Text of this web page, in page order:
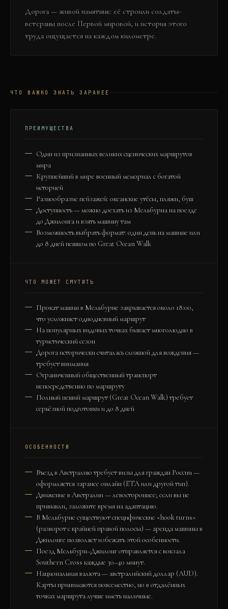
Дорога — живой памятник: её строили солдаты-
ветераны после Первой мировой, и история этого
труда ощущается на каждом километре.
ЧТО ВАЖНО ЗНАТЬ ЗАРАНЕЕ
ПРЕИМУЩЕСТВА
Один из признанных великих сценических маршрутов
мира
Крупнейший в мире военный мемориал с богатой
историей
Разнообразие пейзажей: океанские утёсы, пляжи, буш
Доступность — можно доехать из Мельбурна на поезде
до Джилонга и взять машину там
Возможность выбрать формат: один день на машине или
до 8 дней пешком по Great Ocean Walk
ЧТО МОЖЕТ СМУТИТЬ
Прокат машин в Мельбурне закрывается около 18:00,
что усложняет однодневный маршрут
На популярных видовых точках бывает многолюдно в
туристический сезон
Дорога исторически считалась сложной для вождения —
требует внимания
Ограниченный общественный транспорт
непосредственно по маршруту
Полный пеший маршрут (Great Ocean Walk) требует
серьёзной подготовки и до 8 дней
ОСОБЕННОСТИ
Въезд в Австралию требует визы для граждан России —
оформляется заранее онлайн (ETA или другой тип).
Движение в Австралии — левостороннее; если вы не
привыкли, заложите время на адаптацию.
В Мельбурне существуют специфические «hook turns»
(разворот с крайней правой полосы) — аренда машины в
Джилонге позволяет избежать этой особенности.
Поезд Мельбурн–Джилонг отправляется с вокзала
Southern Cross каждые 30–40 минут.
Национальная валюта — австралийский доллар (AUD).
Карты принимаются повсеместно, но в отдалённых
точках маршрута лучше иметь наличные.